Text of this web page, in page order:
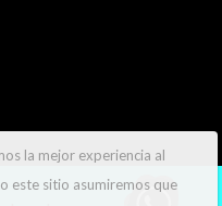
la mejor experiencia al
este sitio asumiremos que